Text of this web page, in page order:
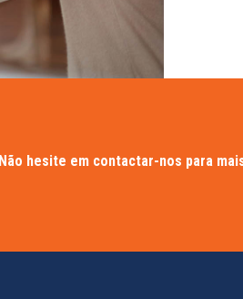
Não hesite em contactar-nos para